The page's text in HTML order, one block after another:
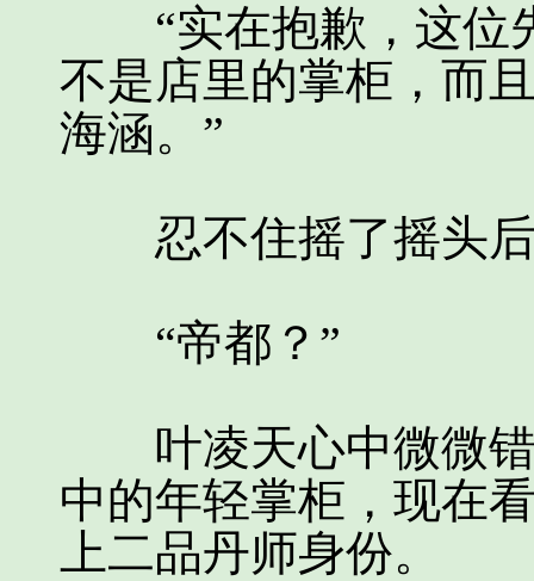
“实在抱歉，这位
不是店里的掌柜，而
海涵。”
忍不住摇了摇头后
“帝都？”
叶凌天心中微微错
中的年轻掌柜，现在
上二品丹师身份。